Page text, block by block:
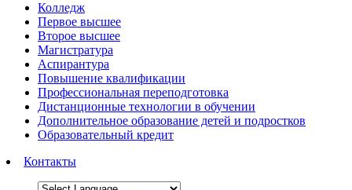
Колледж
Первое высшее
Второе высшее
Магистратура
Аспирантура
Повышение квалификации
Профессиональная переподготовка
Дистанционные технологии в обучении
Дополнительное образование детей и подростков
Образовательный кредит
Контакты